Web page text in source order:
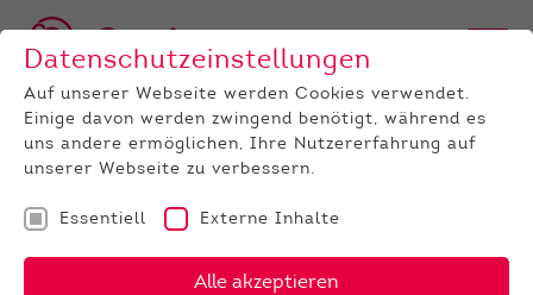
BULLEN
GenomiX
Halfdan
X ‹ ›
Datenschutzeinstellungen
Auf unserer Webseite werden Cookies verwendet.
Einige davon werden zwingend benötigt, während es
uns andere ermöglichen, Ihre Nutzererfahrung auf
unserer Webseite zu verbessern.
Essentiell Externe Inhalte
Alle akzeptieren